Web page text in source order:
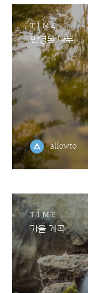
TIME
반영된 나무
allowto
TIME
가을 계곡